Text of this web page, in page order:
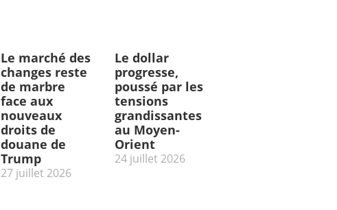
Le marché des
changes reste
de marbre
face aux
nouveaux
droits de
douane de
Trump
27 juillet 2026
Le dollar
progresse,
poussé par les
tensions
grandissantes
au Moyen-
Orient
24 juillet 2026